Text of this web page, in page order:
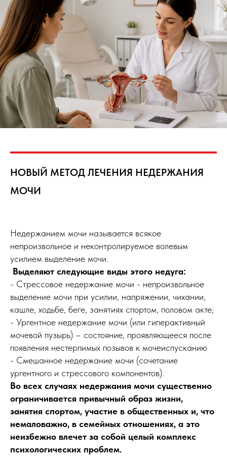
НОВЫЙ МЕТОД ЛЕЧЕНИЯ НЕДЕРЖАНИЯ
МОЧИ
Недержанием мочи называется всякое
непроизвольное и неконтролируемое волевым
усилием выделение мочи.
Выделяют следующие виды этого недуга:
- Стрессовое недержание мочи - непроизвольное
выделение мочи при усилии, напряжении, чихании,
кашле, ходьбе, беге, занятиях спортом, половом акте;
- Ургентное недержание мочи (или гиперактивный
мочевой пузырь) – состояние, проявляющееся после
появления нестерпимых позывов к мочеиспусканию
- Смешанное недержание мочи (сочетание
ургентного и стрессового компонентов).
Во всех случаях недержания мочи существенно
ограничивается привычный образ жизни,
занятия спортом, участие в общественных и, что
немаловажно, в семейных отношениях, а это
неизбежно влечет за собой целый комплекс
психологических проблем.